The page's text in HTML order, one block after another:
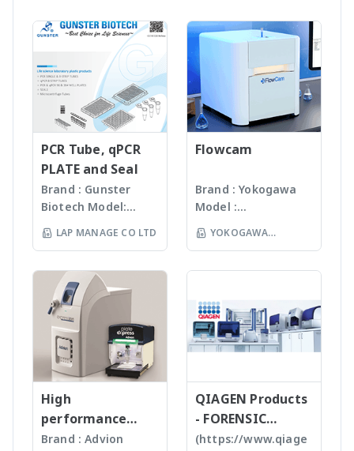
advanced XL,
set up & DNA
quantification - Liquid
handling robot
(QIAgility), Real time
PCR (Rotor-GeneQ),
Investigator
quantiplex / HYres kit -
Human Identity Assays
(HID Assays) -
GO Kit, Investigator®
IDplex Plus Kit,
Investigator® 24plex
GO Kit, Investigator®
24plex QS kit
เป็นแบบ High
Performance Peltier และ
Solid silver Block ทำให้
การเพิ่ม-ลด อุณหภูมิทำได้
อย่างรวดเร็ว และมี
Thermal Uniformity ที่
สูง ทำให้เครื่อง MyGo Pro
สามารถทำ PCR ได้อย่าง
- MyGo Mini - เป็นเครื่อง
Real Time PCR ที่มีขนาด
ไม่มี moving parts
สามารถทำงานได้หลากหลาย
applications เช่น
quantification, melting
point analysis, HRM
analysis และได้ผลถูกต้องที่
น่าเชื่อถือสูง
om) End Point PCR
Reagents & Real Time
PCR Reagents -
PCRBIOSYSTEMS เป็น
PCR Tube, qPCR
PLATE and Seal
Brand : Gunster
Biotech Model:
World Our
products are
under
ISO13485:2016
standard facility.
Gunster’s advanced
manufacturing
process continually
monitors the
quality of products
and individual batch
testing ensures
LAP MANAGE CO LTD
Flowcam
Brand : Yokogawa
Model :
Flowcam8000
Imaging particle
งบันทึกภาพคุณภาพสูง
และซอฟแวร์ช่วยในการ
วิเคราะห์ผลที่ผู้ใช้งานจะ
จำนวน รูปร่างและค่า
ข้อมูลทางสถิติที่สำคัญ
เพื่อทำออกมาเป็น
รายงานผลการวิเคราะห์
YOKOGAWA
(THAILAND) CO LTD
High
performance
compact mass
Brand : Advion
QIAGEN Products
- FORENSIC
SCIENCE
(https://www.qiage